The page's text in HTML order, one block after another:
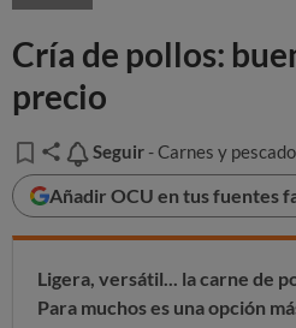
Cría de pollos:
precio
Seguir
Seguir - Carnes y
Añadir OCU en tus fuentes
Ligera, versátil... la carne de
Para muchos es una opción